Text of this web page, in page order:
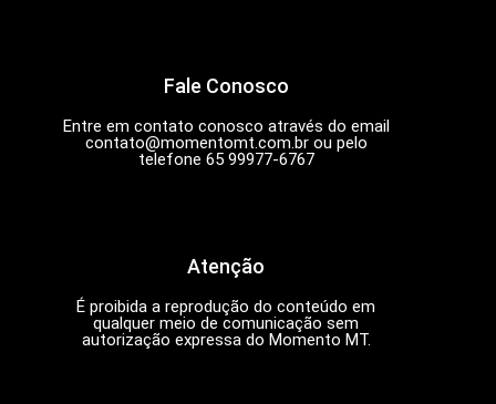
Fale Conosco
Entre em contato conosco através do email
contato@momentomt.com.brou pelo
telefone 65 99977-6767
Atenção
É proibida a reprodução do conteúdo em
qualquer meio de comunicação sem
autorização expressa do Momento MT.